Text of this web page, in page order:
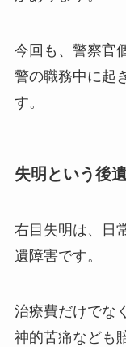
今回も、警察官
警の職務中に起
す。
失明という後
右目失明は、日
遺障害です。
治療費だけでな
神的苦痛なども